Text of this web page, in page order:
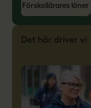
Förskollärares löner
Det här driver vi